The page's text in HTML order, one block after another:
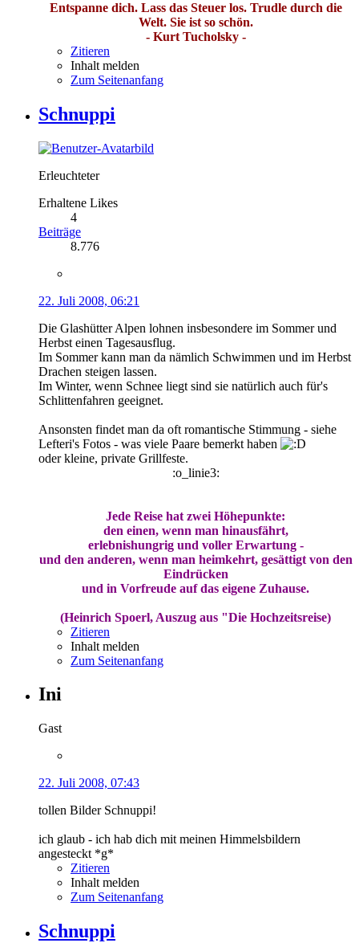
Entspanne dich. Lass das Steuer los. Trudle durch die
Welt. Sie ist so schön.
- Kurt Tucholsky -
Zitieren
Inhalt melden
Zum Seitenanfang
Schnuppi
Erleuchteter
Erhaltene Likes
4
Beiträge
8.776
22. Juli 2008, 06:21
Die Glashütter Alpen lohnen insbesondere im Sommer und
Herbst einen Tagesausflug.
Im Sommer kann man da nämlich Schwimmen und im Herbst
Drachen steigen lassen.
Im Winter, wenn Schnee liegt sind sie natürlich auch für's
Schlittenfahren geeignet.
Ansonsten findet man da oft romantische Stimmung - siehe
Lefteri's Fotos - was viele Paare bemerkt haben
oder kleine, private Grillfeste.
:o_linie3:
Jede Reise hat zwei Höhepunkte:
den einen, wenn man hinausfährt,
erlebnishungrig und voller Erwartung -
und den anderen, wenn man heimkehrt, gesättigt von den
Eindrücken
und in Vorfreude auf das eigene Zuhause.
(Heinrich Spoerl, Auszug aus "Die Hochzeitsreise)
Zitieren
Inhalt melden
Zum Seitenanfang
Ini
Gast
22. Juli 2008, 07:43
tollen Bilder Schnuppi!
ich glaub - ich hab dich mit meinen Himmelsbildern
angesteckt *g*
Zitieren
Inhalt melden
Zum Seitenanfang
Schnuppi